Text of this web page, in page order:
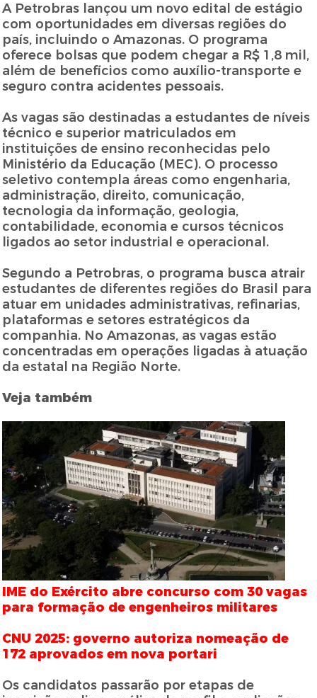
A Petrobras lançou um novo edital de estágio
com oportunidades em diversas regiões do
país, incluindo o Amazonas. O programa
oferece bolsas que podem chegar a R$ 1,8 mil,
além de benefícios como auxílio-transporte e
seguro contra acidentes pessoais.
As vagas são destinadas a estudantes de níveis
técnico e superior matriculados em
instituições de ensino reconhecidas pelo
Ministério da Educação (MEC). O processo
seletivo contempla áreas como engenharia,
administração, direito, comunicação,
tecnologia da informação, geologia,
contabilidade, economia e cursos técnicos
ligados ao setor industrial e operacional.
Segundo a Petrobras, o programa busca atrair
estudantes de diferentes regiões do Brasil para
atuar em unidades administrativas, refinarias,
plataformas e setores estratégicos da
companhia. No Amazonas, as vagas estão
concentradas em operações ligadas à atuação
da estatal na Região Norte.
Veja também
IME do Exército abre concurso com 30 vagas
para formação de engenheiros militares
CNU 2025: governo autoriza nomeação de
172 aprovados em nova portari
Os candidatos passarão por etapas de